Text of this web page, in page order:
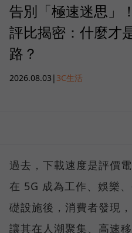
告別「極速迷思」
評比揭密：什麼才
路？
2026.08.03 | 3C生活
過去，下載速度是評價
在 5G 成為工作、娛樂
礎設施後，消費者發現
讓其在人潮聚集、高速